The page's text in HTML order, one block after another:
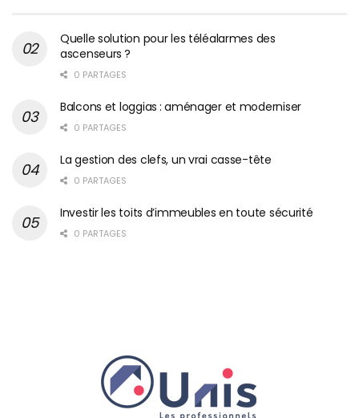
Quelle solution pour les téléalarmes des
ascenseurs ?
0 PARTAGES
Balcons et loggias : aménager et moderniser
0 PARTAGES
La gestion des clefs, un vrai casse-tête
0 PARTAGES
Investir les toits d’immeubles en toute sécurité
0 PARTAGES